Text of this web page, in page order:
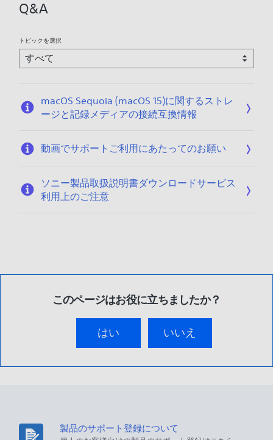
Q&A
トピックを選択
macOS Sequoia (macOS 15)に関するストレ
ージと記録メディアの接続互換情報
動画でサポートご利用にあたってのお願い
ソニー製品取扱説明書ダウンロードサービス
利用上のご注意
このページはお役に立ちましたか？
はい いいえ
製品のサポート登録について